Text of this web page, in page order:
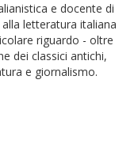
e docente di
letteratura italiana
riguardo - oltre
dei classici antichi,
e giornalismo.